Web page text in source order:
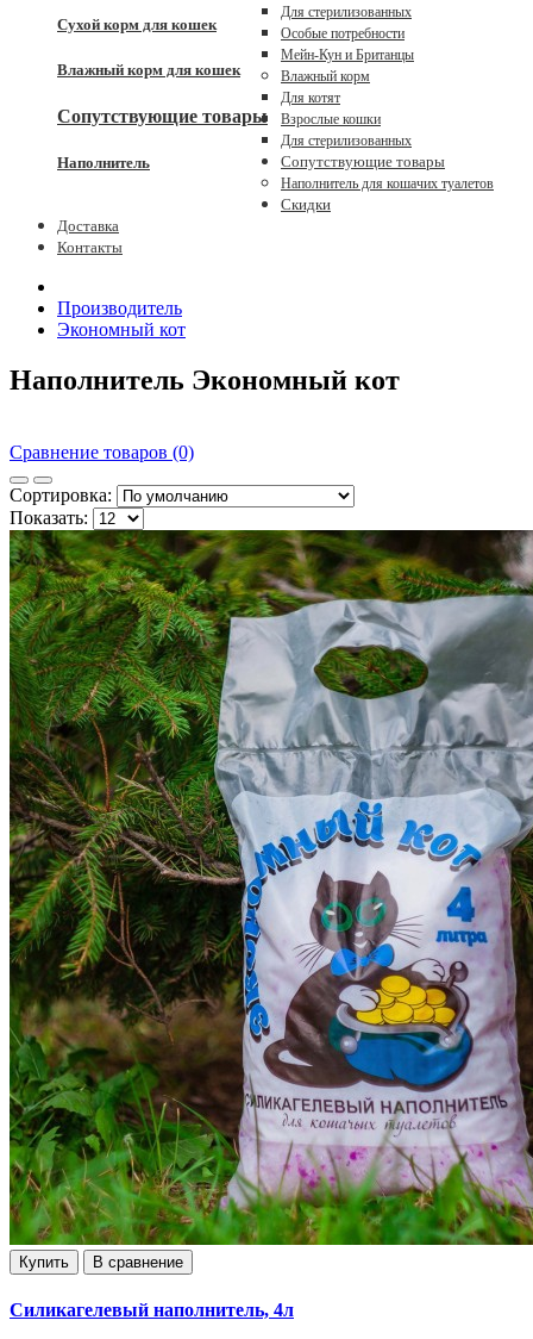
Сухой корм для кошек
Влажный корм для кошек
Сопутствующие товары
Наполнитель
Для стерилизованных
Особые потребности
Мейн-Кун и Британцы
Влажный корм
Для котят
Взрослые кошки
Для стерилизованных
Сопутствующие товары
Наполнитель для кошачих туалетов
Скидки
Доставка
Контакты
Производитель
Экономный кот
Наполнитель Экономный кот
Сравнение товаров (0)
Сортировка:
Показать:
Купить В сравнение
Силикагелевый наполнитель, 4л